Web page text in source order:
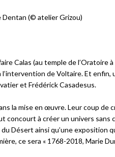
Dentan (© atelier Grizou)
Calas (au temple de
l’intervention de Voltaire. Et
et Frédérick Casadesus.
la mise en œuvre. Leur coup de
concourt à créer un univers
Désert ainsi qu’une exposition
ce sera « 1768-2018, Marie